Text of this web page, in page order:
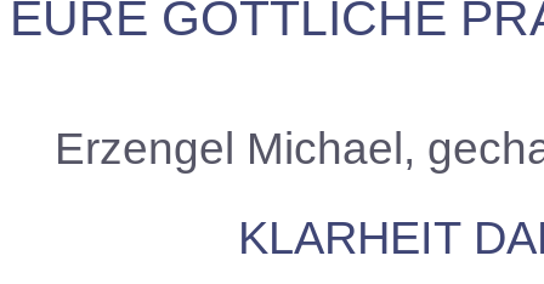
EURE GÖTTLICHE
Erzengel Michael,
KLARHEIT